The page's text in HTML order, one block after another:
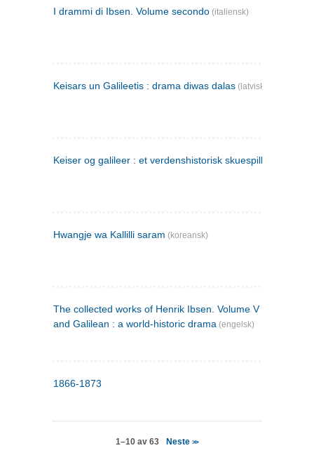
I drammi di Ibsen. Volume secondo (italiensk)
Keisars un Galileetis : drama diwas dalas (latvisk)
Keiser og galileer : et verdenshistorisk skuespill (1873)
Hwangje wa Kallilli saram (koreansk)
The collected works of Henrik Ibsen. Volume V : Emperor
and Galilean : a world-historic drama (engelsk)
1866-1873
1–10 av 63 Neste>>